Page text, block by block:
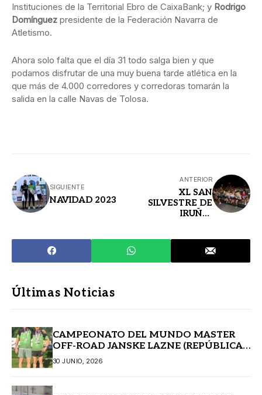
Instituciones de la Territorial Ebro de CaixaBank; y Rodrigo
Domínguez presidente de la Federación Navarra de
Atletismo.
Ahora solo falta que el día 31 todo salga bien y que
podamos disfrutar de una muy buena tarde atlética en la
que más de 4.000 corredores y corredoras tomarán la
salida en la calle Navas de Tolosa.
SIGUIENTE
NAVIDAD 2023
ANTERIOR
XL SAN
SILVESTRE DE
IRUÑA-
Últimas Noticias
CAMPEONATO DEL MUNDO MASTER
OFF-ROAD JANSKE LAZNE (REPÚBLICA
CHECA)
30 JUNIO, 2026